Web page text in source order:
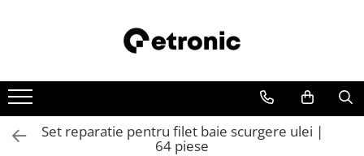
Set reparatie pentru filet baie scurgere ulei |
64 piese